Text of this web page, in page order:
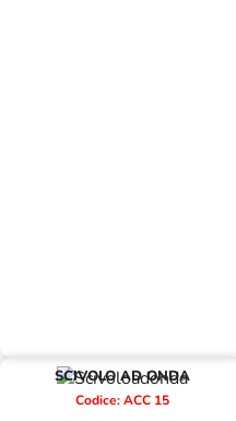
SCIVOLO AD ONDA
Codice: ACC 15